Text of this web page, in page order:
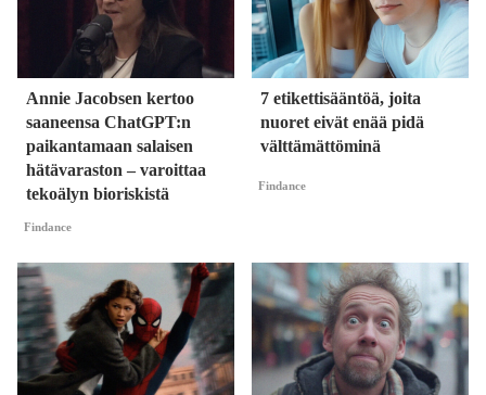
Annie Jacobsen kertoo
saaneensa ChatGPT:n
paikantamaan salaisen
hätävaraston – varoittaa
tekoälyn bioriskistä
Findance
7 etikettisääntöä, joita
nuoret eivät enää pidä
välttämättöminä
Findance